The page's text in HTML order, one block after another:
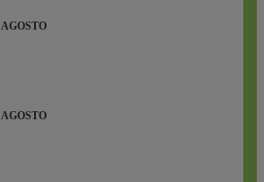
AGOSTO
AGOSTO